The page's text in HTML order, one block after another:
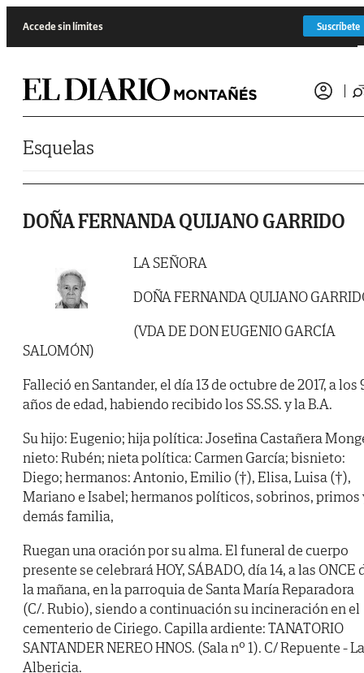
Accede sin límites Suscríbete
Esquelas
DOÑA FERNANDA QUIJANO GARRIDO
LA SEÑORA
DOÑA FERNANDA QUIJANO
(VDA DE DON EUGENIO GARCÍA
SALOMÓN)
Falleció en Santander, el día 13 de octubre de 2017, a los
años de edad, habiendo recibido los SS.SS. y la B.A.
Su hijo: Eugenio; hija política: Josefina Castañera
nieto: Rubén; nieta política: Carmen García; bisnieto:
Diego; hermanos: Antonio, Emilio (†), Elisa, Luisa (†),
Mariano e Isabel; hermanos políticos, sobrinos, primos
demás familia,
Ruegan una oración por su alma. El funeral de cuerpo
presente se celebrará HOY, SÁBADO, día 14, a las ONCE
la mañana, en la parroquia de Santa María Reparadora
(C/. Rubio), siendo a continuación su incineración en el
cementerio de Ciriego. Capilla ardiente: TANATORIO
SANTANDER NEREO HNOS. (Sala nº 1). C/ Repuente - La
Albericia.